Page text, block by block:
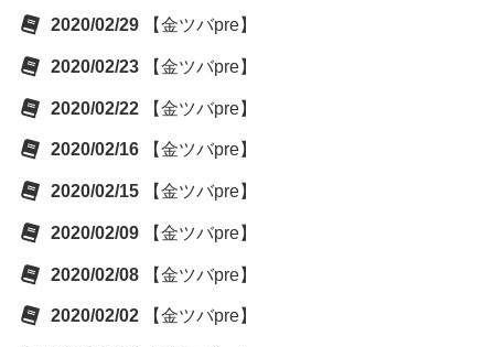
2020/02/29 【金ツバpre】
2020/02/23 【金ツバpre】
2020/02/22 【金ツバpre】
2020/02/16 【金ツバpre】
2020/02/15 【金ツバpre】
2020/02/09 【金ツバpre】
2020/02/08 【金ツバpre】
2020/02/02 【金ツバpre】